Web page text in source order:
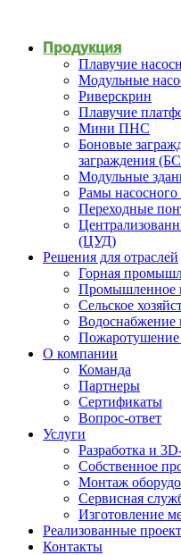
Продукция
Плавучие
Модульные
Риверскрин
Плавучие
Мини ПНС
Боновые
заграждения
Модульные
Рамы насосного
Переходные
(ЦУД)
Решения для отраслей
Горная
Промышленное
Сельское
Водоснабжение
О компании
Команда
Партнеры
Сертификаты
Вопрос-ответ
Услуги
Разработка и
Собственное
Монтаж
Сервисная
Изготовление
Реализованные
Контакты